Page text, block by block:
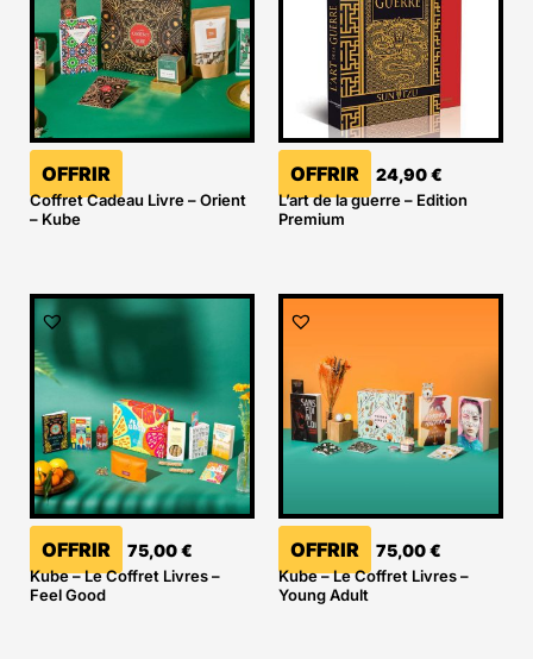
OFFRIR
Coffret Cadeau Livre – Orient
– Kube
OFFRIR 24,90€
L’art de la guerre – Edition
Premium
OFFRIR 75,00€
Kube – Le Coffret Livres –
Feel Good
OFFRIR 75,00€
Kube – Le Coffret Livres –
Young Adult